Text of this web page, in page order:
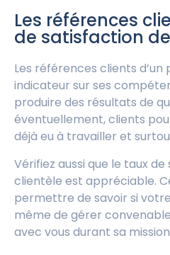
Les références
de satisfaction
Les références clients
indicateur sur ses
produire des résultats de
éventuellement, clients
déjà eu à travailler et
Vérifiez aussi que le taux
clientèle est appréciable.
permettre de savoir si
même de gérer
avec vous durant sa